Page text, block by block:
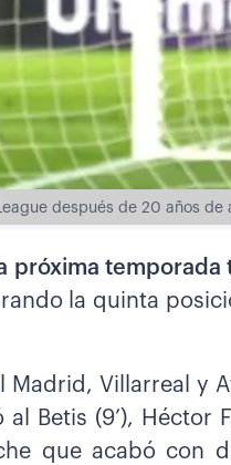
después de 20 años de
próxima temporada
la quinta
Madrid, Villarreal y
Betis (9’), Héctor
que acabó con